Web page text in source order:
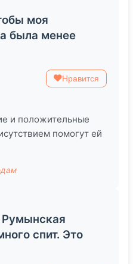
моя
была менее
Нравится
и положительные
помогут ей
Румынская
спит. Это